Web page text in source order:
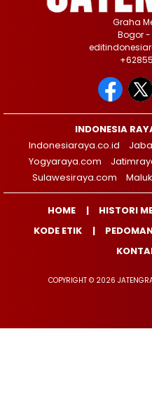
Graha
Bogor
INDONESIA
Indonesiaraya.co.id
Yogyaraya.com
Sulawesiraya.com
HOME HISTORI
KODE ETIK
COPYRIGHT © 2026